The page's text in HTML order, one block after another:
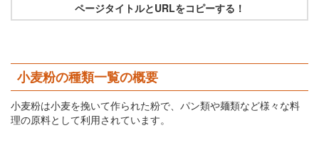
ページタイトルとURLをコピーする！
小麦粉の種類一覧の概要
小麦粉は小麦を挽いて作られた粉で、パン類や麺類など様々な料
理の原料として利用されています。